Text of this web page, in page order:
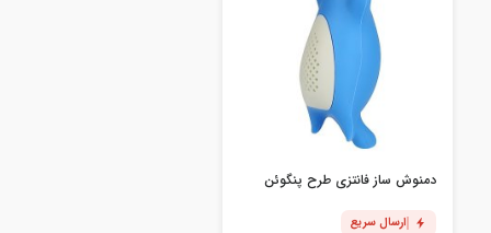
دمنوش ساز فانتزی طرح پنگوئن
ارسال سریع